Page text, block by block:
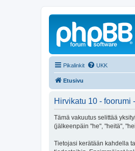
Pikalinkit UKK
Etusivu
Hirvikatu 10 - foorumi
Tämä vakuutus selittää
(jälkeenpäin "he", "heitä",
Tietojasi kerätään kahdella